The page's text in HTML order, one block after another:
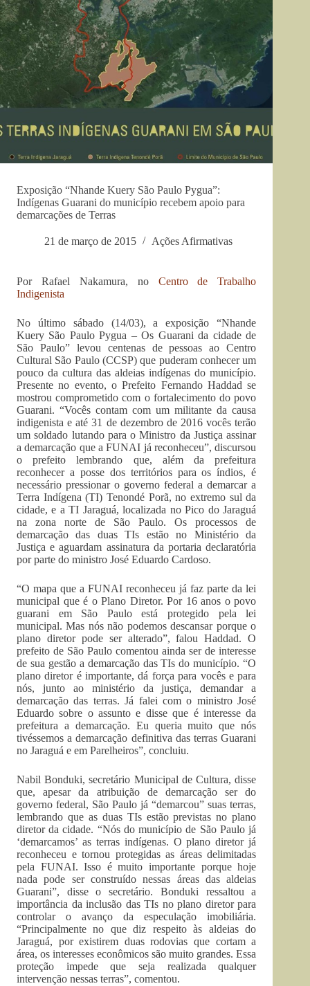
Exposição “Nhande Kuery São Paulo Pygua”:
Indígenas Guarani do município recebem apoio para
demarcações de Terras
21 de março de 2015 Ações Afirmativas
Por Rafael Nakamura, no Centro de Trabalho
Indigenista
No último sábado (14/03), a exposição “Nhande
Kuery São Paulo Pygua – Os Guarani da cidade de
São Paulo” levou centenas de pessoas ao Centro
Cultural São Paulo (CCSP) que puderam conhecer um
pouco da cultura das aldeias indígenas do município.
Presente no evento, o Prefeito Fernando Haddad se
mostrou comprometido com o fortalecimento do povo
Guarani. “Vocês contam com um militante da causa
indigenista e até 31 de dezembro de 2016 vocês terão
um soldado lutando para o Ministro da Justiça assinar
a demarcação que a FUNAI já reconheceu”, discursou
o prefeito lembrando que, além da prefeitura
reconhecer a posse dos territórios para os índios, é
necessário pressionar o governo federal a demarcar a
Terra Indígena (TI) Tenondé Porã, no extremo sul da
cidade, e a TI Jaraguá, localizada no Pico do Jaraguá
na zona norte de São Paulo. Os processos de
demarcação das duas TIs estão no Ministério da
Justiça e aguardam assinatura da portaria declaratória
por parte do ministro José Eduardo Cardoso.
“O mapa que a FUNAI reconheceu já faz parte da lei
municipal que é o Plano Diretor. Por 16 anos o povo
guarani em São Paulo está protegido pela lei
municipal. Mas nós não podemos descansar porque o
plano diretor pode ser alterado”, falou Haddad. O
prefeito de São Paulo comentou ainda ser de interesse
de sua gestão a demarcação das TIs do município. “O
plano diretor é importante, dá força para vocês e para
nós, junto ao ministério da justiça, demandar a
demarcação das terras. Já falei com o ministro José
Eduardo sobre o assunto e disse que é interesse da
prefeitura a demarcação. Eu queria muito que nós
tivéssemos a demarcação definitiva das terras Guarani
no Jaraguá e em Parelheiros”, concluiu.
Nabil Bonduki, secretário Municipal de Cultura, disse
que, apesar da atribuição de demarcação ser do
governo federal, São Paulo já “demarcou” suas terras,
lembrando que as duas TIs estão previstas no plano
diretor da cidade. “Nós do município de São Paulo já
‘demarcamos’ as terras indígenas. O plano diretor já
reconheceu e tornou protegidas as áreas delimitadas
pela FUNAI. Isso é muito importante porque hoje
nada pode ser construído nessas áreas das aldeias
Guarani”, disse o secretário. Bonduki ressaltou a
importância da inclusão das TIs no plano diretor para
controlar o avanço da especulação imobiliária.
“Principalmente no que diz respeito às aldeias do
Jaraguá, por existirem duas rodovias que cortam a
área, os interesses econômicos são muito grandes. Essa
proteção impede que seja realizada qualquer
intervenção nessas terras”, comentou.